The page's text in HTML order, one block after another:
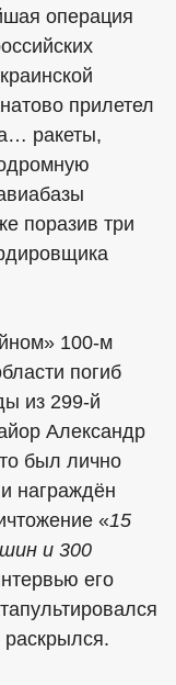
операция
прилетел
ракеты,
поразив три
100-м
погиб
из 299-й
Александр
был лично
награждён
«15
и 300
его